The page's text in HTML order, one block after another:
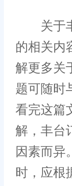
关于丰
的相关内
解更多关
题可随时
看完这篇
解，丰台
因素而异
时，应根